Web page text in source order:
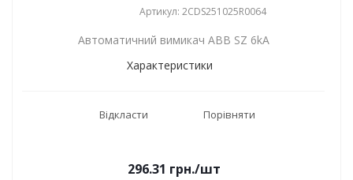
Артикул: 2CDS251025R0064
Автоматичний вимикач ABB SZ 6kA
Характеристики
Відкласти Порівняти
296.31 грн./шт